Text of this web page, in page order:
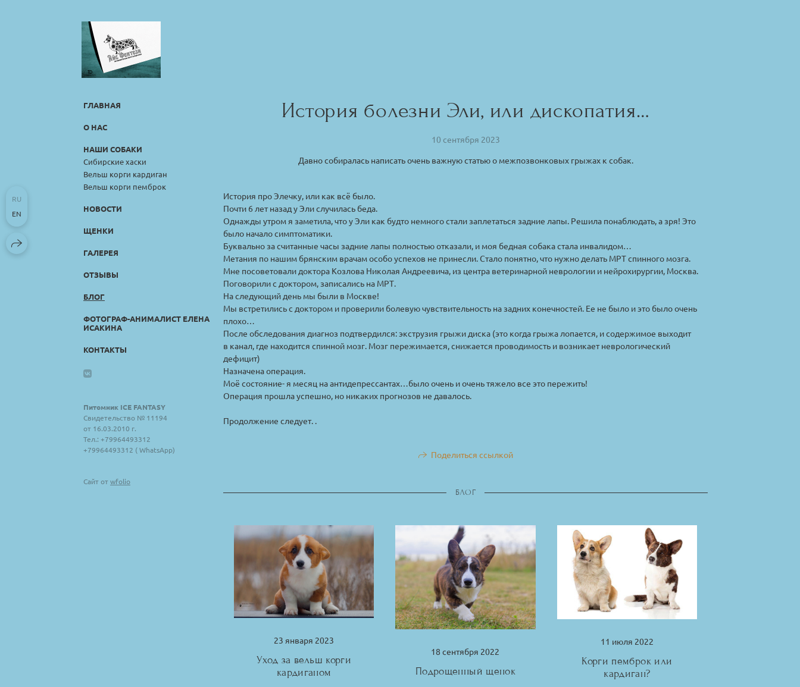
ГЛАВНАЯ
О НАС
НАШИ СОБАКИ
Сибирские хаски
Вельш корги кардиган
Вельш корги пемброк
НОВОСТИ
ЩЕНКИ
ГАЛЕРЕЯ
ОТЗЫВЫ
БЛОГ
ФОТОГРАФ-АНИМАЛИСТ ЕЛЕНА
ИСАКИНА
КОНТАКТЫ
Питомник ICE FANTASY
Свидетельство № 11194
от 16.03.2010 г.
Тел.: +79964493312
+79964493312 ( WhatsApp)
Сайт отwfolio
История болезни Эли, или дископатия…
10 сентября 2023
Давно собиралась написать очень важную статью о межпозвонковых грыжах к собак.
История про Элечку, или как всё было.
Почти 6 лет назад у Эли случилась беда.
Однажды утром я заметила, что у Эли как будто немного стали заплетаться задние лапы. Решила понаблюдать, а зря! Это
было начало симптоматики.
Буквально за считанные часы задние лапы полностью отказали, и моя бедная собака стала инвалидом…
Метания по нашим брянским врачам особо успехов не принесли. Стало понятно, что нужно делать МРТ спинного мозга.
Мне посоветовали доктора Козлова Николая Андреевича, из центра ветеринарной неврологии и нейрохирургии, Москва.
Поговорили с доктором, записались на МРТ.
На следующий день мы были в Москве!
Мы встретились с доктором и проверили болевую чувствительность на задних конечностей. Ее не было и это было очень
плохо…
После обследования диагноз подтвердился: экструзия грыжи диска (это когда грыжа лопается, и содержимое выходит
в канал, где находится спинной мозг. Мозг пережимается, снижается проводимость и возникает неврологический
дефицит)
Назначена операция.
Моё состояние- я месяц на антидепрессантах…было очень и очень тяжело все это пережить!
Операция прошла успешно, но никаких прогнозов не давалось.
Продолжение следует. .
Поделиться ссылкой
БЛОГ
23 января 2023
Уход за вельш корги
кардиганом
18 сентября 2022
Подрощенный щенок
11 июля 2022
Корги пемброк или
кардиган?
RU
EN